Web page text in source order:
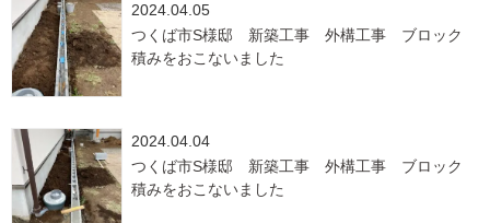
2024.04.05
つくば市S様邸 新築工事 外構工事 ブロック
積みをおこないました
2024.04.04
つくば市S様邸 新築工事 外構工事 ブロック
積みをおこないました